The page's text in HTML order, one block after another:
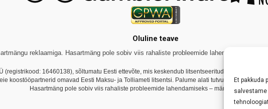
Et pakkuda
Oluline teave
reklaamiga. Hasartmäng pole sobiv viis rahaliste probleemide lahendamiseks.
(registrikood: 16460138), sõltumatu Eesti ettevõte, mis keskendub litsentseeritud online-
koostööpartnerid omavad Eesti Maksu- ja Tolliameti litsentsi. Palume alati tutvuda
Hasartmäng pole sobiv viis rahaliste probleemide lahendamiseks – mängi